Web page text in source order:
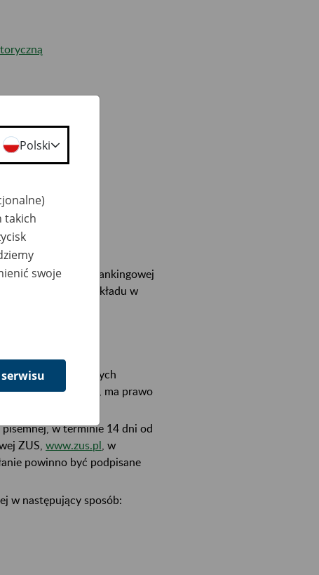
na liście rankingowej
przez Prezesa Zakładu w
naruszeń formalnych
liście rankingowej, ma prawo
w terminie 14 dni od
ZUS, www.zus.pl , w
powinno być podpisane
w następujący sposób:
Polski
takich
swoje